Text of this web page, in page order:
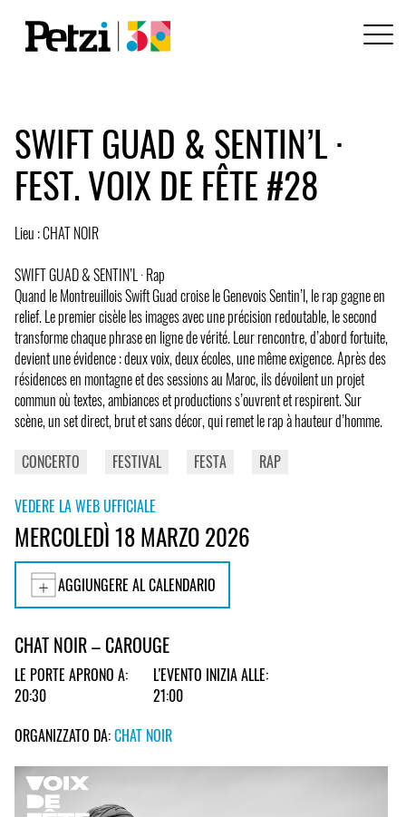
SWIFT GUAD & SENTIN’L ·
FEST. VOIX DE FÊTE #28
Lieu : CHAT NOIR
SWIFT GUAD & SENTIN’L · Rap
Quand le Montreuillois Swift Guad croise le Genevois Sentin’l, le rap gagne en
relief. Le premier cisèle les images avec une précision redoutable, le second
transforme chaque phrase en ligne de vérité. Leur rencontre, d’abord fortuite,
devient une évidence : deux voix, deux écoles, une même exigence. Après des
résidences en montagne et des sessions au Maroc, ils dévoilent un projet
commun où textes, ambiances et productions s’ouvrent et respirent. Sur
scène, un set direct, brut et sans décor, qui remet le rap à hauteur d’homme.
CONCERTO
FESTIVAL FESTA RAP
VEDERE LA WEB UFFICIALE
MERCOLEDÌ 18 MARZO 2026
AGGIUNGERE AL CALENDARIO
CHAT NOIR – CAROUGE
LE PORTE APRONO A:
20:30
L'EVENTO INIZIA ALLE:
21:00
ORGANIZZATO DA:CHAT NOIR